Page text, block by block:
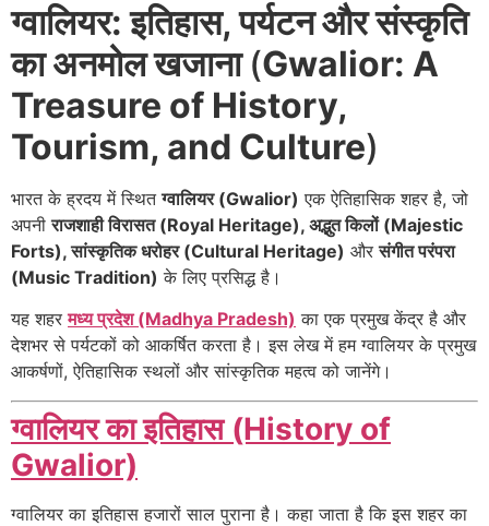
ग्वालियर: इतिहास, पर्यटन और संस्कृति
का अनमोल खजाना (Gwalior: A
Treasure of History,
Tourism, and Culture)
भारत के ह्रदय में स्थितग्वालियर (Gwalior) एक ऐतिहासिक शहर है, जो
अपनीराजशाही विरासत (Royal Heritage), अद्भुत किलों (Majestic
Forts), सांस्कृतिक धरोहर (Cultural Heritage) औरसंगीत परंपरा
(Music Tradition) के लिए प्रसिद्ध है।
यह शहरमध्य प्रदेश (Madhya Pradesh) का एक प्रमुख केंद्र है और
देशभर से पर्यटकों को आकर्षित करता है। इस लेख में हम ग्वालियर के प्रमुख
आकर्षणों, ऐतिहासिक स्थलों और सांस्कृतिक महत्व को जानेंगे।
ग्वालियर का इतिहास (History of
Gwalior)
ग्वालियर का इतिहास हजारों साल पुराना है। कहा जाता है कि इस शहर का